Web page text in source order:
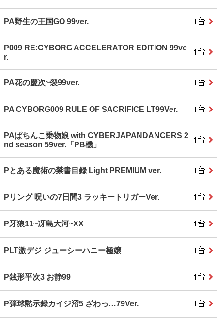
PA野生の王国GO 99ver.
P009 RE:CYBORG ACCELERATOR EDITION 99ve
r.
PA花の慶次~裂99ver.
PA CYBORG009 RULE OF SACRIFICE LT99Ver.
PAぱちんこ乗物娘 with CYBERJAPANDANCERS 2
nd season 59ver.「PB機」
Pとある魔術の禁書目録 Light PREMIUM ver.
Pリング 呪いの7日間3 ラッキートリガーVer.
P牙狼11~冴島大河~XX
PLT激デジ ジューシーハニー極嬢
P銭形平次3 お静99
P弾球黙示録カイジ沼5 ざわっ…79Ver.